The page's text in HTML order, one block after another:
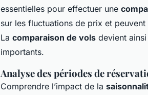
essentielles pour effectuer une
sur les fluctuations de prix et
La comparaison de vols devient
importants.
Analyse des périodes de
Comprendre l’impact de la